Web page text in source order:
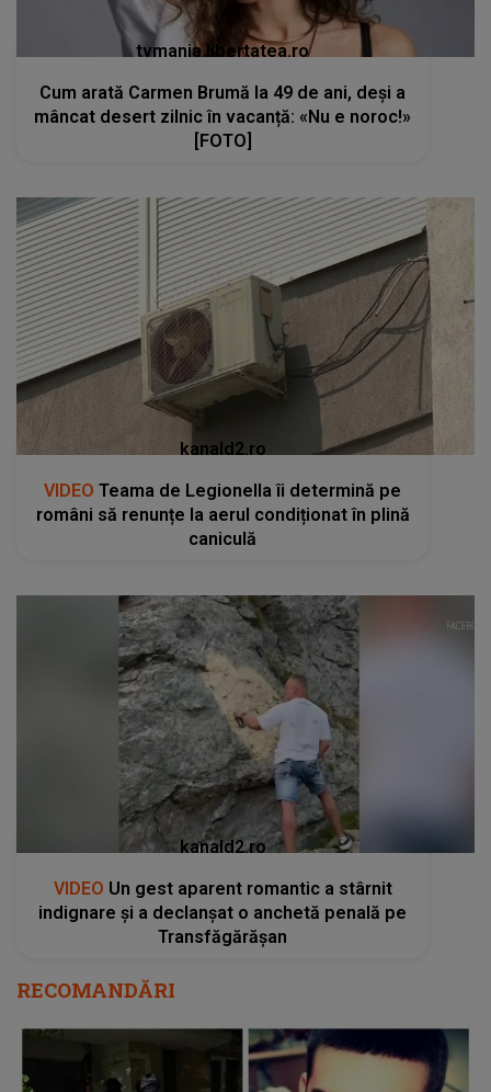
tvmania.libertatea.ro
Cum arată Carmen Brumă la 49 de ani, deși a
mâncat desert zilnic în vacanță: «Nu e noroc!»
[FOTO]
kanald2.ro
VIDEO Teama de Legionella îi determină pe
români să renunțe la aerul condiționat în plină
caniculă
kanald2.ro
VIDEO Un gest aparent romantic a stârnit
indignare și a declanșat o anchetă penală pe
Transfăgărășan
RECOMANDĂRI